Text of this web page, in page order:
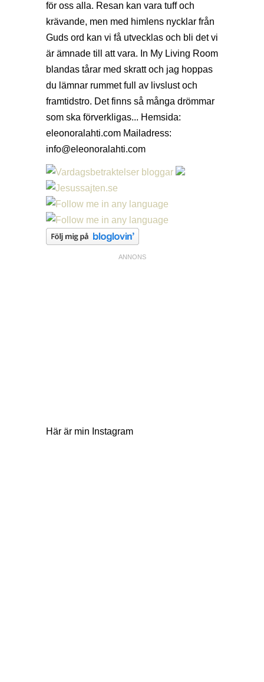
för oss alla. Resan kan vara tuff och
krävande, men med himlens nycklar från
Guds ord kan vi få utvecklas och bli det vi
är ämnade till att vara. In My Living Room
blandas tårar med skratt och jag hoppas
du lämnar rummet full av livslust och
framtidstro. Det finns så många drömmar
som ska förverkligas... Hemsida:
eleonoralahti.com Mailadress:
info@eleonoralahti.com
Här är min Instagram